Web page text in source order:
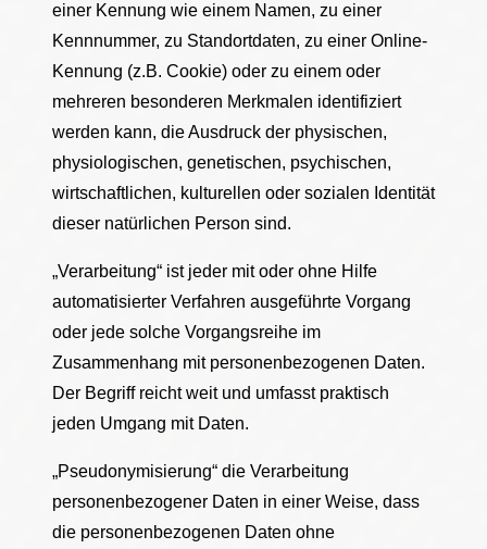
einer Kennung wie einem Namen, zu einer
Kennnummer, zu Standortdaten, zu einer Online-
Kennung (z.B. Cookie) oder zu einem oder
mehreren besonderen Merkmalen identifiziert
werden kann, die Ausdruck der physischen,
physiologischen, genetischen, psychischen,
wirtschaftlichen, kulturellen oder sozialen Identität
dieser natürlichen Person sind.
„Verarbeitung“ ist jeder mit oder ohne Hilfe
automatisierter Verfahren ausgeführte Vorgang
oder jede solche Vorgangsreihe im
Zusammenhang mit personenbezogenen Daten.
Der Begriff reicht weit und umfasst praktisch
jeden Umgang mit Daten.
„Pseudonymisierung“ die Verarbeitung
personenbezogener Daten in einer Weise, dass
die personenbezogenen Daten ohne